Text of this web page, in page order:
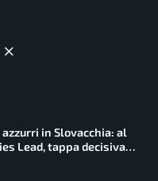
in Slovacchia: al
Lead, tappa decisiva